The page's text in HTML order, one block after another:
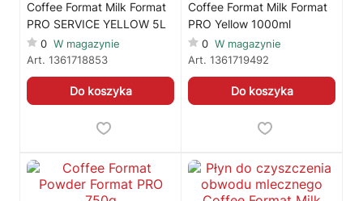
Coffee Format Milk Format
PRO SERVICE YELLOW 5L
0 W magazynie
Art. 1361718853
Do koszyka
Coffee Format Milk Format
PRO Yellow 1000ml
0 W magazynie
Art. 1361719492
Do koszyka